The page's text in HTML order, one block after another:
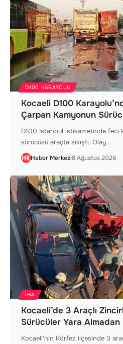
D100 KARAYOLU
Kocaeli D100
Çarpan Kamyonun
D100 İstanbul istikametinde feci
sürücüsü araçta sıkıştı. Olay…
Haber Merkezi8 Ağustos 2026
IHA
Kocaeli’de 3 Araçlı
Sürücüler Yara
Kocaeli'nin Körfez ilçesinde 3